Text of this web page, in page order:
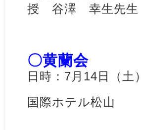
授 谷澤 幸生先生
〇黄蘭会
日時：7月14日（土）
国際ホテル松山